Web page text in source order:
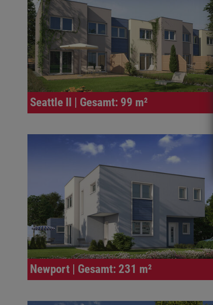
Seattle II | Gesamt: 99 m²
Newport | Gesamt: 231 m²